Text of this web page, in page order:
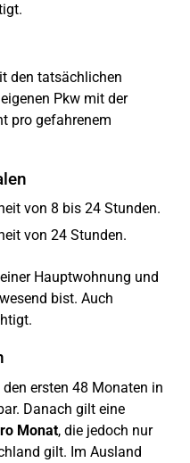
den tatsächlichen
Pkw mit der
pro gefahrenem
von 8 bis 24 Stunden.
von 24 Stunden.
Hauptwohnung und
bist. Auch
ersten 48 Monaten in
Danach gilt eine
Monat, die jedoch nur
gilt. Im Ausland